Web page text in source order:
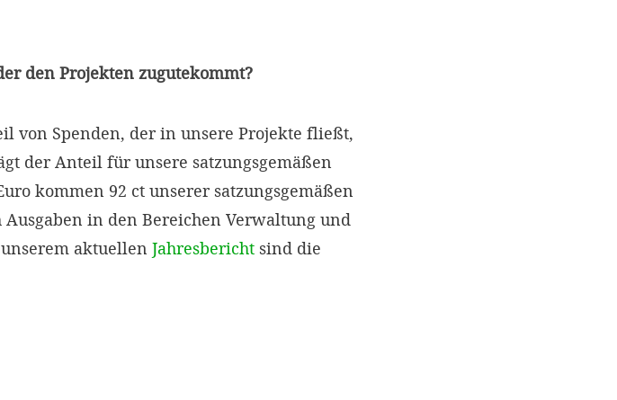
den Projekten zugutekommt?
von Spenden, der in unsere Projekte fließt,
der Anteil für unsere satzungsgemäßen
kommen 92 ct unserer satzungsgemäßen
in den Bereichen Verwaltung und
aktuellen Jahresbericht sind die